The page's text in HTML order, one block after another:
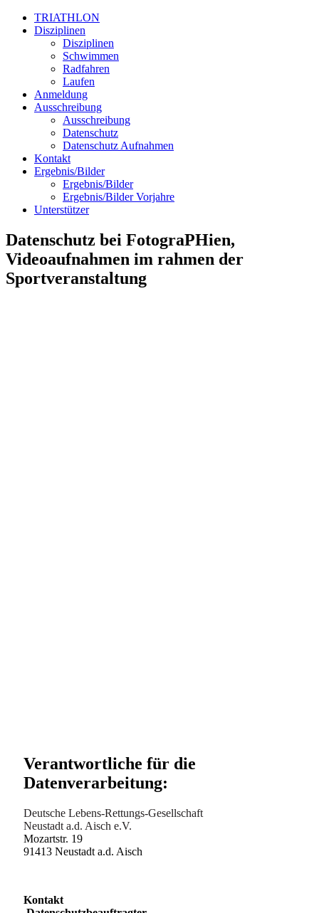
TRIATHLON
Disziplinen
Disziplinen
Schwimmen
Radfahren
Laufen
Anmeldung
Ausschreibung
Ausschreibung
Datenschutz
Datenschutz Aufnahmen
Kontakt
Ergebnis/Bilder
Ergebnis/Bilder
Ergebnis/Bilder Vorjahre
Unterstützer
Datenschutz bei FotograPHien,
Videoaufnahmen im rahmen der
Sportveranstaltung
Verantwortliche für die
Datenverarbeitung:
Deutsche Lebens-Rettungs-Gesellschaft
Neustadt a.d. Aisch e.V.
Mozartstr. 19
91413 Neustadt a.d. Aisch
Kontakt